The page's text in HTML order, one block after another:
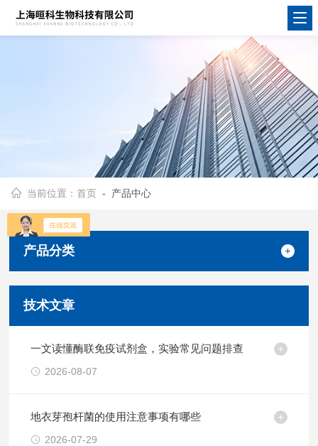
当前位置：首页 - 产品中心
产品分类
技术文章
一文读懂酶联免疫试剂盒，实验常见问题排查
2026-08-07
地衣芽孢杆菌的使用注意事项有哪些
2026-07-29